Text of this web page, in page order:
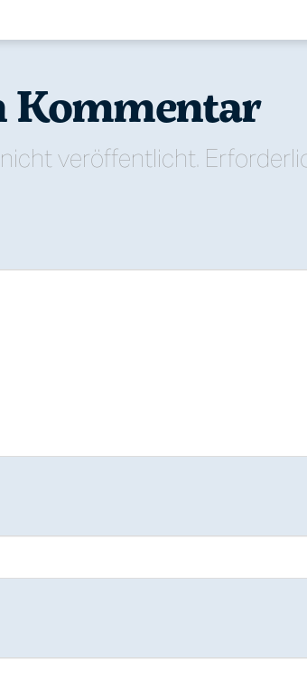
Kommentar
veröffentlicht.